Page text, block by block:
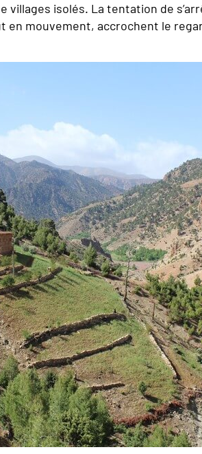
villages isolés. La tentation de
en mouvement, accrochent le